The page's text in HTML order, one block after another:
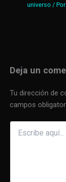
universo /
Deja un
Tu dirección de
campos
Escribe
aquí...